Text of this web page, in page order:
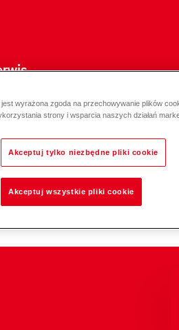
25
wyrażona zgoda na przechowywanie plików
strony i wsparcia naszych działań
Akceptuj tylko niezbędne pliki cookie
Akceptuj wszystkie pliki cookie